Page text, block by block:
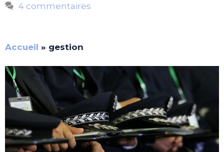
4 commentaires
Accueil » gestion